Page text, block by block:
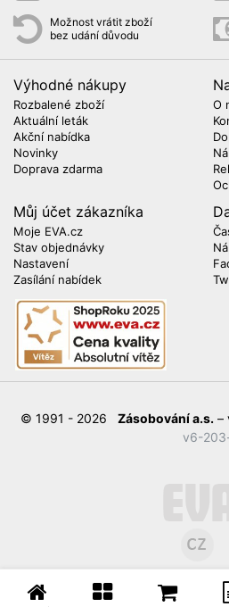
Možnost vrátit zboží
bez udání důvodu
Výhodné nákupy
Rozbalené zboží
Aktuální leták
Akční nabídka
Novinky
Doprava zdarma
O
Můj účet zákazníka
Moje EVA.cz
Stav objednávky
Nastavení
Zasílání nabídek
© 1991 - 2026 Zásobování a.s. –
v6-